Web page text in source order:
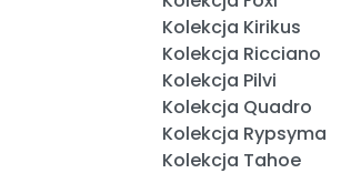
Kolekcja Kirikus
Kolekcja Ricciano
Kolekcja Pilvi
Kolekcja Quadro
Kolekcja Rypsyma
Kolekcja Tahoe